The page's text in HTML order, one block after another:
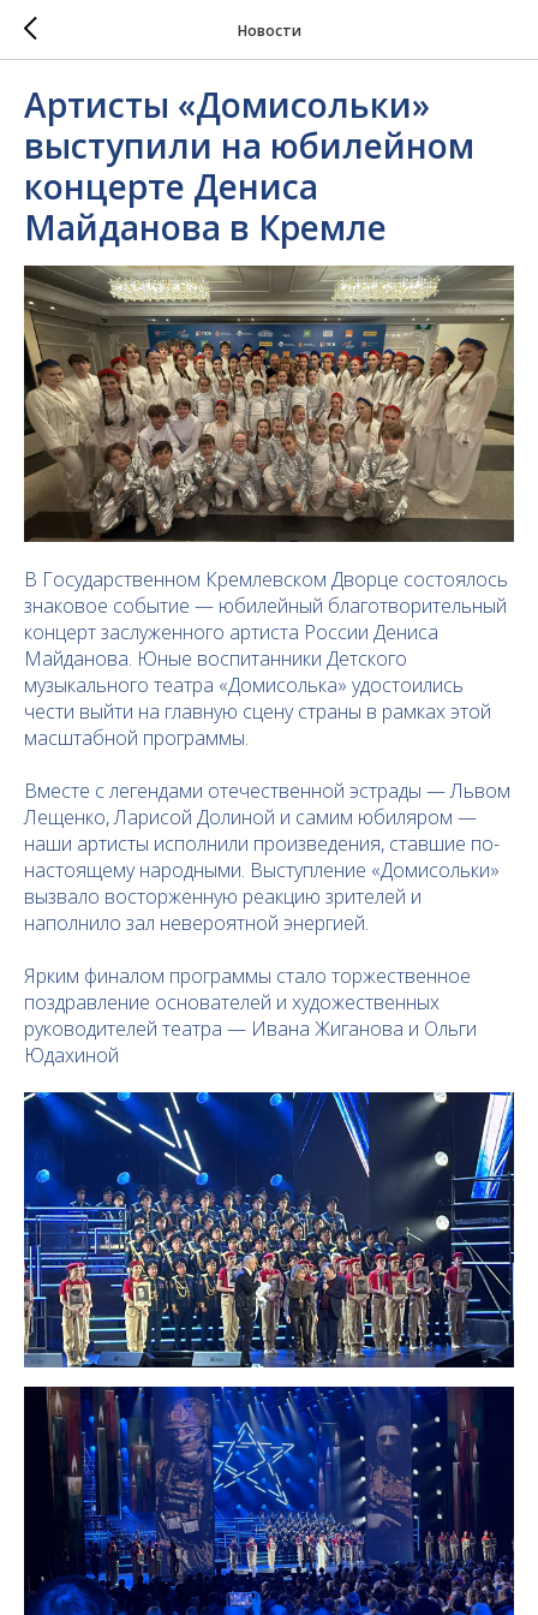
Новости
Артисты «Домисольки»
выступили на юбилейном
концерте Дениса
Майданова в Кремле
В Государственном Кремлевском Дворце состоялось
знаковое событие — юбилейный благотворительный
концерт заслуженного артиста России Дениса
Майданова. Юные воспитанники Детского
музыкального театра «Домисолька» удостоились
чести выйти на главную сцену страны в рамках этой
масштабной программы.
Вместе с легендами отечественной эстрады — Львом
Лещенко, Ларисой Долиной и самим юбиляром —
наши артисты исполнили произведения, ставшие по-
настоящему народными. Выступление «Домисольки»
вызвало восторженную реакцию зрителей и
наполнило зал невероятной энергией.
Ярким финалом программы стало торжественное
поздравление основателей и художественных
руководителей театра — Ивана Жиганова и Ольги
Юдахиной